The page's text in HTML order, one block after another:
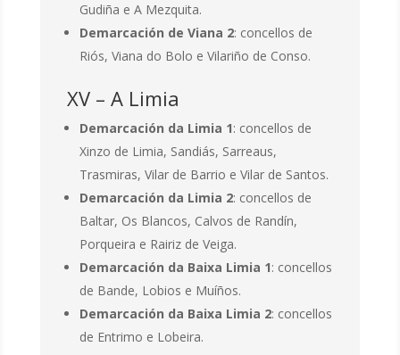
Gudiña e A Mezquita.
Demarcación de Viana 2: concellos de
Riós, Viana do Bolo e Vilariño de Conso.
XV – A Limia
Demarcación da Limia 1: concellos de
Xinzo de Limia, Sandiás, Sarreaus,
Trasmiras, Vilar de Barrio e Vilar de Santos.
Demarcación da Limia 2: concellos de
Baltar, Os Blancos, Calvos de Randín,
Porqueira e Rairiz de Veiga.
Demarcación da Baixa Limia 1: concellos
de Bande, Lobios e Muíños.
Demarcación da Baixa Limia 2: concellos
de Entrimo e Lobeira.